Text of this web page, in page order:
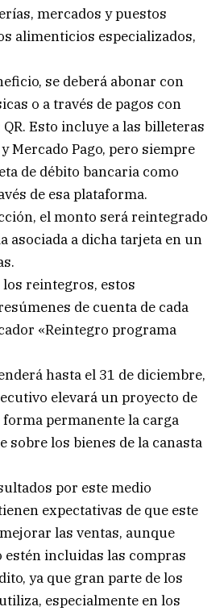
mercados y puestos
alimenticios especializados,
se deberá abonar con
o a través de pagos con
Esto incluye a las billeteras
Mercado Pago, pero siempre
de débito bancaria como
de esa plataforma.
el monto será reintegrado
asociada a dicha tarjeta en un
reintegros, estos
de cuenta de cada
«Reintegro programa
hasta el 31 de diciembre,
elevará un proyecto de
permanente la carga
sobre los bienes de la canasta
por este medio
expectativas de que este
las ventas, aunque
incluidas las compras
ya que gran parte de los
especialmente en los